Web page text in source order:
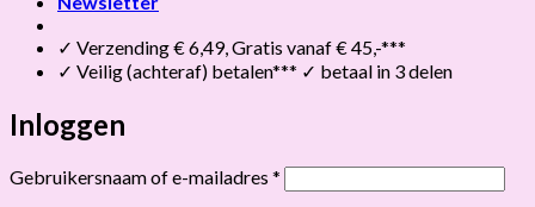
✓ Verzending € 6,49, Gratis vanaf € 45,-***
✓ Veilig (achteraf) betalen*** ✓ betaal in 3 delen
Inloggen
Gebruikersnaam of e-mailadres * Vereist